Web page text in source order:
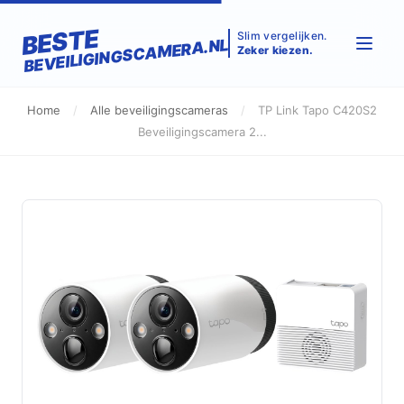
BESTE
BEVEILIGINGSCAMERA.NL Slim vergelijken.
Zeker kiezen.
Home / Alle beveiligingscameras /
TP Link Tapo C420S2
Beveiligingscamera 2...